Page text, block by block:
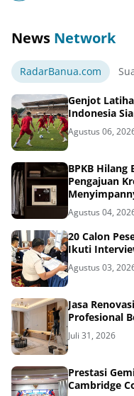
News Network
RadarBanua.com
Genjot
Indonesia
Agustus 06,
BPKB Hilang
Pengajuan
Agustus 04,
20 Calon
Ikuti
Agustus 03,
Jasa
Profesional
Juli 31, 2026
Prestasi
Cambridge